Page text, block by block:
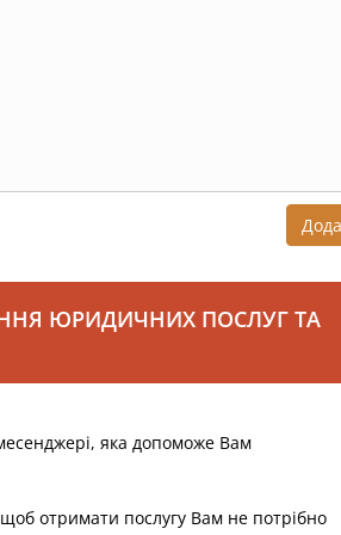
ЮРИДИЧНИХ ПОСЛУГ ТА
яка допоможе Вам
отримати послугу Вам не потрібно